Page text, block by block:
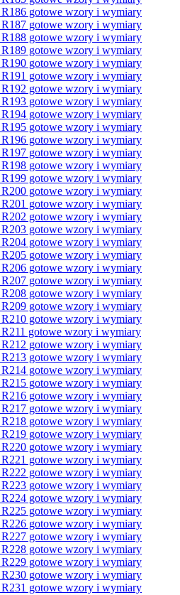
R186 gotowe wzory i wymiary
R187 gotowe wzory i wymiary
R188 gotowe wzory i wymiary
R189 gotowe wzory i wymiary
R190 gotowe wzory i wymiary
R191 gotowe wzory i wymiary
R192 gotowe wzory i wymiary
R193 gotowe wzory i wymiary
R194 gotowe wzory i wymiary
R195 gotowe wzory i wymiary
R196 gotowe wzory i wymiary
R197 gotowe wzory i wymiary
R198 gotowe wzory i wymiary
R199 gotowe wzory i wymiary
R200 gotowe wzory i wymiary
R201 gotowe wzory i wymiary
R202 gotowe wzory i wymiary
R203 gotowe wzory i wymiary
R204 gotowe wzory i wymiary
R205 gotowe wzory i wymiary
R206 gotowe wzory i wymiary
R207 gotowe wzory i wymiary
R208 gotowe wzory i wymiary
R209 gotowe wzory i wymiary
R210 gotowe wzory i wymiary
R211 gotowe wzory i wymiary
R212 gotowe wzory i wymiary
R213 gotowe wzory i wymiary
R214 gotowe wzory i wymiary
R215 gotowe wzory i wymiary
R216 gotowe wzory i wymiary
R217 gotowe wzory i wymiary
R218 gotowe wzory i wymiary
R219 gotowe wzory i wymiary
R220 gotowe wzory i wymiary
R221 gotowe wzory i wymiary
R222 gotowe wzory i wymiary
R223 gotowe wzory i wymiary
R224 gotowe wzory i wymiary
R225 gotowe wzory i wymiary
R226 gotowe wzory i wymiary
R227 gotowe wzory i wymiary
R228 gotowe wzory i wymiary
R229 gotowe wzory i wymiary
R230 gotowe wzory i wymiary
R231 gotowe wzory i wymiary